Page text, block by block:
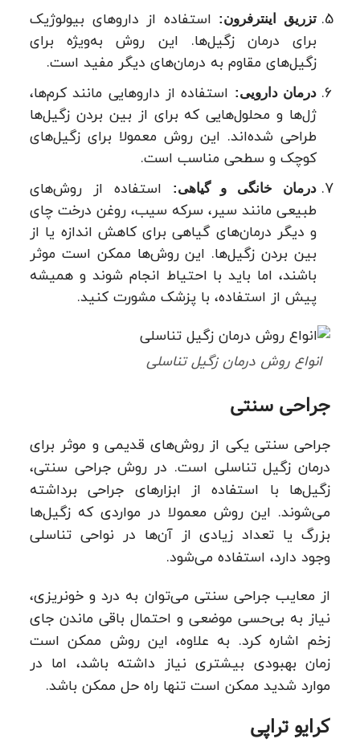
تزریق اینترفرون: استفاده از داروهای بیولوژیک
برای درمان زگیل‌ها. این روش به‌ویژه برای
زگیل‌های مقاوم به درمان‌های دیگر مفید است.
درمان دارویی: استفاده از داروهایی مانند کرم‌ها،
ژل‌ها و محلول‌هایی که برای از بین بردن زگیل‌ها
طراحی شده‌اند. این روش معمولا برای زگیل‌های
کوچک و سطحی مناسب است.
درمان خانگی و گیاهی:
استفاده از روش‌های
طبیعی مانند سیر، سرکه سیب، روغن درخت چای
و دیگر درمان‌های گیاهی برای کاهش اندازه یا از
بین بردن زگیل‌ها. این روش‌ها ممکن است موثر
باشند، اما باید با احتیاط انجام شوند و همیشه
پیش از استفاده، با پزشک مشورت کنید.
انواع روش درمان زگیل تناسلی
جراحی سنتی
جراحی سنتی یکی از روش‌های قدیمی و موثر برای
درمان زگیل تناسلی است. در روش جراحی سنتی،
زگیل‌ها با استفاده از ابزارهای جراحی برداشته
می‌شوند. این روش معمولا در مواردی که زگیل‌ها
بزرگ یا تعداد زیادی از آن‌ها در نواحی تناسلی
وجود دارد، استفاده می‌شود.
از معایب جراحی سنتی می‌توان به درد و خونریزی،
نیاز به بی‌حسی موضعی و احتمال باقی ماندن جای
زخم اشاره کرد. به علاوه، این روش ممکن است
زمان بهبودی بیشتری نیاز داشته باشد، اما در
موارد شدید ممکن است تنها راه حل ممکن باشد.
کرایو تراپی